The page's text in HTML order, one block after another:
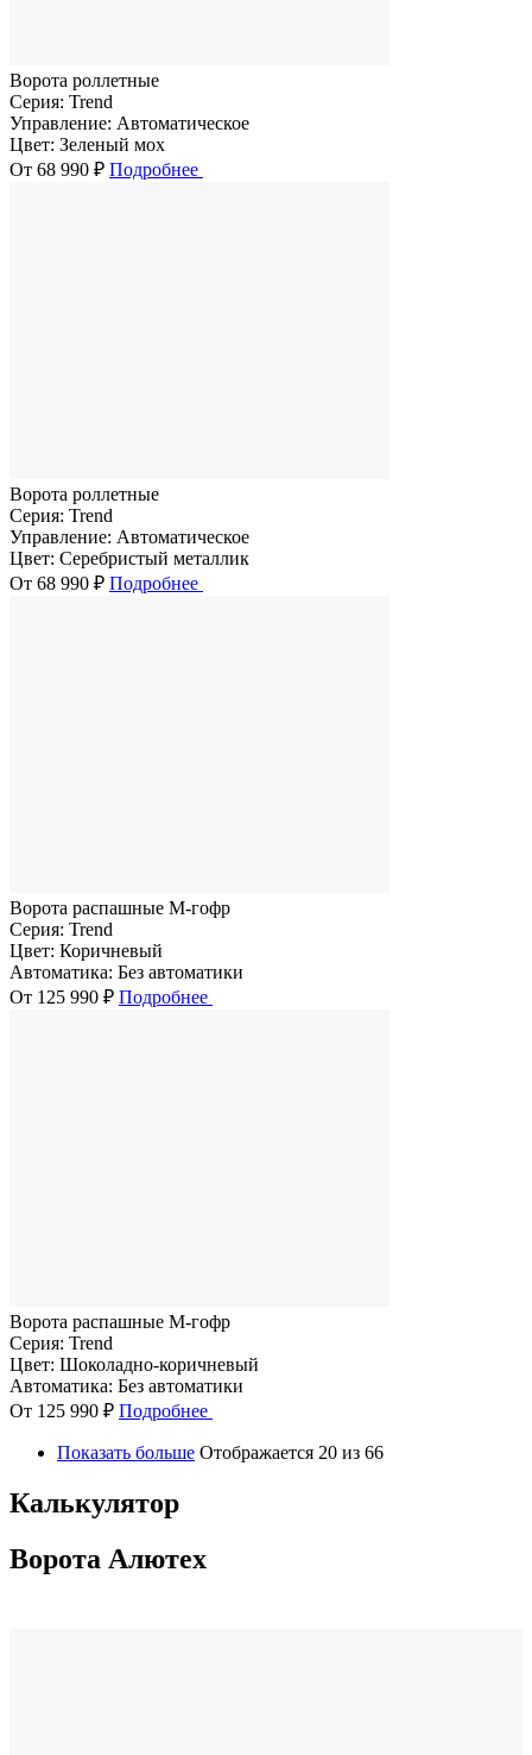
Ворота роллетные
Серия: Trend
Управление: Автоматическое
Цвет: Зеленый мох
От 68 990 ₽ Подробнее
Ворота роллетные
Серия: Trend
Управление: Автоматическое
Цвет: Серебристый металлик
От 68 990 ₽ Подробнее
Ворота распашные M-гофр
Серия: Trend
Цвет: Коричневый
Автоматика: Без автоматики
От 125 990 ₽ Подробнее
Ворота распашные M-гофр
Серия: Trend
Цвет: Шоколадно-коричневый
Автоматика: Без автоматики
От 125 990 ₽ Подробнее
Показать больше Отображается 20 из 66
Калькулятор
Ворота Алютех